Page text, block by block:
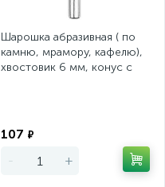
Шарошка абразивная ( по
камню, мрамору, кафелю),
хвостовик 6 мм, конус с
107 ₽
- +